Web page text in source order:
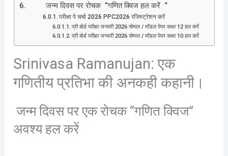
जन्म दिवस पर रोचक “गणित क्विज हल करें “
परीक्षा पे चर्चा 2026 PPC2026 रजिस्ट्रेशन करें
प्री बोर्ड परीक्षा जनवरी 2026 सेम्पल / मॉडल पेपर कक्षा 12 हल करें
प्री बोर्ड परीक्षा जनवरी 2026 सेम्पल / मॉडल पेपर कक्षा 10 हल करें
Srinivasa Ramanujan: एक
गणितीय प्रतिभा की अनकही कहानी।
जन्म दिवस पर एक रोचक “गणित क्विज”
अवश्य हल करें